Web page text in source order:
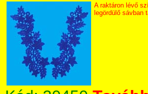
A raktáron lévő
legördülő sávban